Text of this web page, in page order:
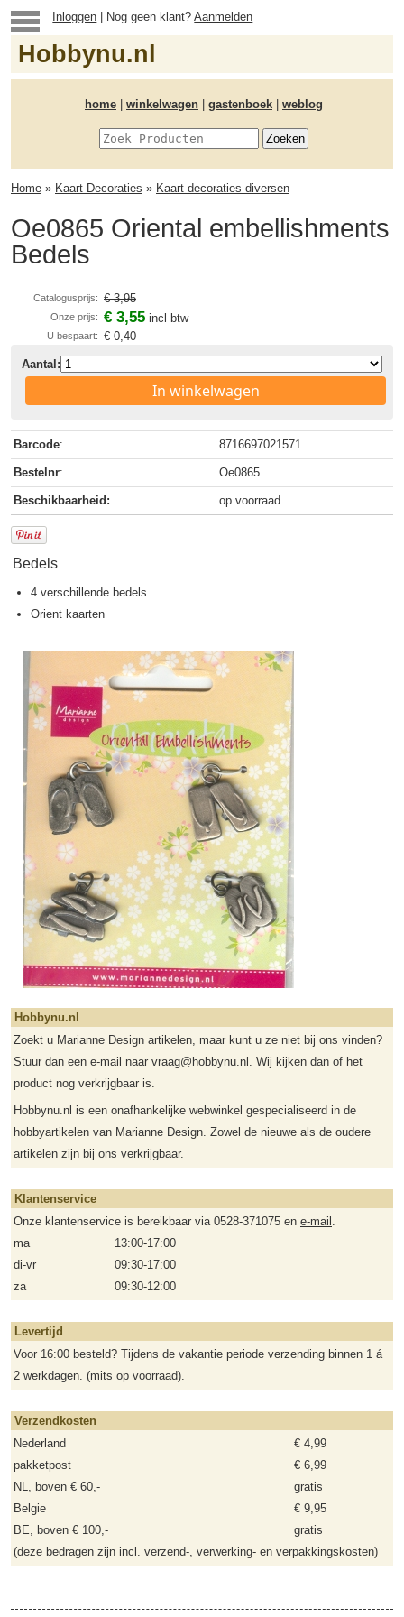
Inloggen | Nog geen klant?Aanmelden
Hobbynu.nl
home winkelwagen gastenboek weblog
Home » Kaart Decoraties » Kaart decoraties diversen
Oe0865 Oriental embellishments
Bedels
Catalogusprijs: € 3,95
Onze prijs: € 3,55 incl btw
U bespaart: € 0,40
Aantal:
In winkelwagen
Barcode: 8716697021571
Bestelnr: Oe0865
Beschikbaarheid: op voorraad
Bedels
4 verschillende bedels
Orient kaarten
Hobbynu.nl
Zoekt u Marianne Design artikelen, maar kunt u ze niet bij ons vinden?
Stuur dan een e-mail naar vraag@hobbynu.nl. Wij kijken dan of het
product nog verkrijgbaar is.
Hobbynu.nl is een onafhankelijke webwinkel gespecialiseerd in de
hobbyartikelen van Marianne Design. Zowel de nieuwe als de oudere
artikelen zijn bij ons verkrijgbaar.
Klantenservice
Onze klantenservice is bereikbaar via 0528-371075 en e-mail .
ma
13:00-17:00
di-vr
09:30-17:00
za
09:30-12:00
Levertijd
Voor 16:00 besteld? Tijdens de vakantie periode verzending binnen 1 á
2 werkdagen. (mits op voorraad).
Verzendkosten
Nederland
€ 4,99
pakketpost
€ 6,99
NL, boven € 60,-
gratis
Belgie
€ 9,95
BE, boven € 100,-
gratis
(deze bedragen zijn incl. verzend-, verwerking- en verpakkingskosten)